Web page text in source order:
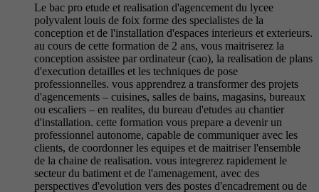
Le bac pro etude et realisation d'agencement du lycee
polyvalent louis de foix forme des specialistes de la
conception et de l'installation d'espaces interieurs et exterieurs.
au cours de cette formation de 2 ans, vous maitriserez la
conception assistee par ordinateur (cao), la realisation de plans
d'execution detailles et les techniques de pose
professionnelles. vous apprendrez a transformer des projets
d'agencements – cuisines, salles de bains, magasins, bureaux
ou escaliers – en realites, du bureau d'etudes au chantier
d'installation. cette formation vous prepare a devenir un
professionnel autonome, capable de communiquer avec les
clients, de coordonner les equipes et de maitriser l'ensemble
de la chaine de realisation. vous integrerez rapidement le
secteur du batiment et de l'amenagement, avec des
perspectives d'evolution vers des postes d'encadrement ou de